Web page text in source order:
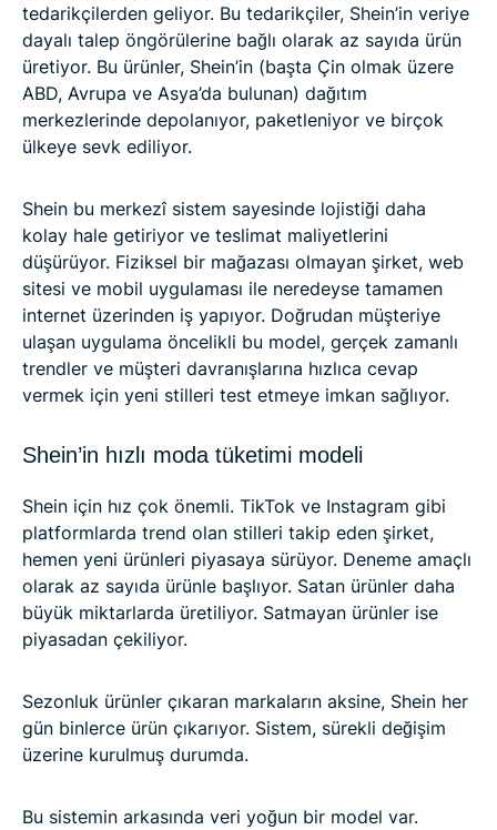
tedarikçilerden geliyor. Bu tedarikçiler, Shein’in veriye
dayalı talep öngörülerine bağlı olarak az sayıda ürün
üretiyor. Bu ürünler, Shein’in (başta Çin olmak üzere
ABD, Avrupa ve Asya’da bulunan) dağıtım
merkezlerinde depolanıyor, paketleniyor ve birçok
ülkeye sevk ediliyor.
Shein bu merkezî sistem sayesinde lojistiği daha
kolay hale getiriyor ve teslimat maliyetlerini
düşürüyor. Fiziksel bir mağazası olmayan şirket, web
sitesi ve mobil uygulaması ile neredeyse tamamen
internet üzerinden iş yapıyor. Doğrudan müşteriye
ulaşan uygulama öncelikli bu model, gerçek zamanlı
trendler ve müşteri davranışlarına hızlıca cevap
vermek için yeni stilleri test etmeye imkan sağlıyor.
Shein’in hızlı moda tüketimi modeli
Shein için hız çok önemli. TikTok ve Instagram gibi
platformlarda trend olan stilleri takip eden şirket,
hemen yeni ürünleri piyasaya sürüyor. Deneme amaçlı
olarak az sayıda ürünle başlıyor. Satan ürünler daha
büyük miktarlarda üretiliyor. Satmayan ürünler ise
piyasadan çekiliyor.
Sezonluk ürünler çıkaran markaların aksine, Shein her
gün binlerce ürün çıkarıyor. Sistem, sürekli değişim
üzerine kurulmuş durumda.
Bu sistemin arkasında veri yoğun bir model var.